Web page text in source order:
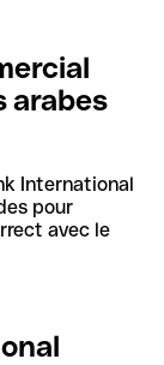
arabes
International
pour
avec le